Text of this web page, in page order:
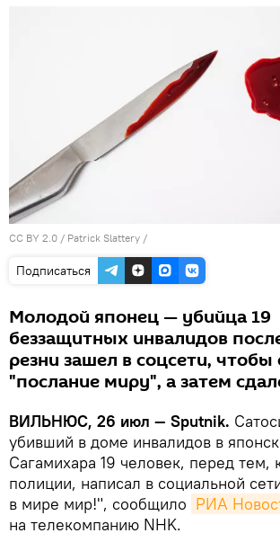
CC BY 2.0 / Patrick Slattery /
Подписаться
Молодой японец — убийца 19
беззащитных инвалидов
резни зашел в соцсети, чтобы
"послание миру", а затем
ВИЛЬНЮС, 26 июл — Sputnik.
убивший в доме инвалидов в
Сагамихара 19 человек, перед тем,
полиции, написал в социальной
в мире мир!", сообщило РИА
на телекомпанию NHK.